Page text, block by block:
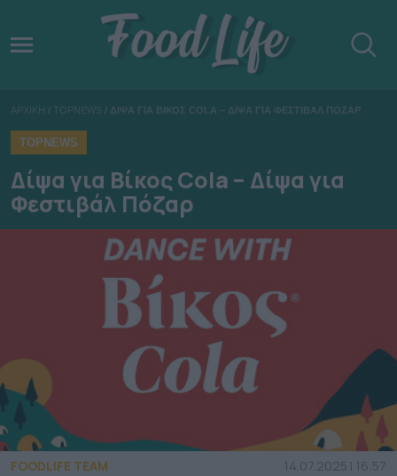
ΑΡΧΙΚΗ / TOPNEWS / ΔΙΨΑ ΓΙΑ ΒΙΚΟΣ COLA – ΔΙΨΑ ΓΙΑ ΦΕΣΤΙΒΑΛ ΠΟΖΑΡ
TOPNEWS
Δίψα για Βίκος Cola – Δίψα για
Φεστιβάλ Πόζαρ
FOODLIFE TEAM 14.07.2025 | 16:57